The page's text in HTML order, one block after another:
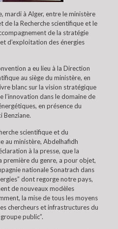
mardi à Alger, entre le ministère
de la Recherche scientifique et le
de la stratégie
d’exploitation des énergies
a eu lieu à la Direction
au siège du ministère, en
blanc sur la vision stratégique
l’innovation dans le domaine de
en présence du
Benziane.
scientifique et du
au ministère, Abdelhafidh
à la presse, que la
première du genre, a pour objet,
nationale Sonatrach dans
dont regorge notre pays,
de nouveaux modèles
la mise de tous les moyens
chercheurs et infrastructures du
public”.